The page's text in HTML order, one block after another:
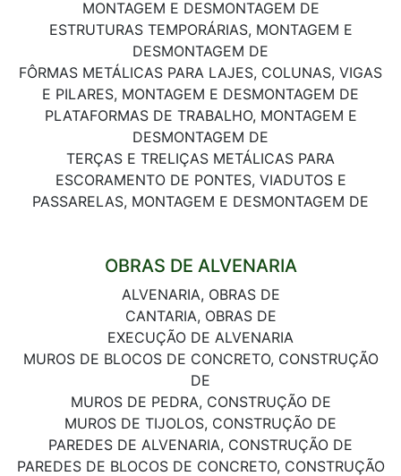
MONTAGEM E DESMONTAGEM DE
ESTRUTURAS TEMPORÁRIAS, MONTAGEM E
DESMONTAGEM DE
FÔRMAS METÁLICAS PARA LAJES, COLUNAS, VIGAS
E PILARES, MONTAGEM E DESMONTAGEM DE
PLATAFORMAS DE TRABALHO, MONTAGEM E
DESMONTAGEM DE
TERÇAS E TRELIÇAS METÁLICAS PARA
ESCORAMENTO DE PONTES, VIADUTOS E
PASSARELAS, MONTAGEM E DESMONTAGEM DE
OBRAS DE ALVENARIA
ALVENARIA, OBRAS DE
CANTARIA, OBRAS DE
EXECUÇÃO DE ALVENARIA
MUROS DE BLOCOS DE CONCRETO, CONSTRUÇÃO
DE
MUROS DE PEDRA, CONSTRUÇÃO DE
MUROS DE TIJOLOS, CONSTRUÇÃO DE
PAREDES DE ALVENARIA, CONSTRUÇÃO DE
PAREDES DE BLOCOS DE CONCRETO, CONSTRUÇÃO